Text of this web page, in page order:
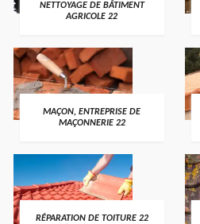
NETTOYAGE DE BÂTIMENT
AGRICOLE 22
MAÇON, ENTREPRISE DE
MAÇONNERIE 22
RÉPARATION DE TOITURE 22